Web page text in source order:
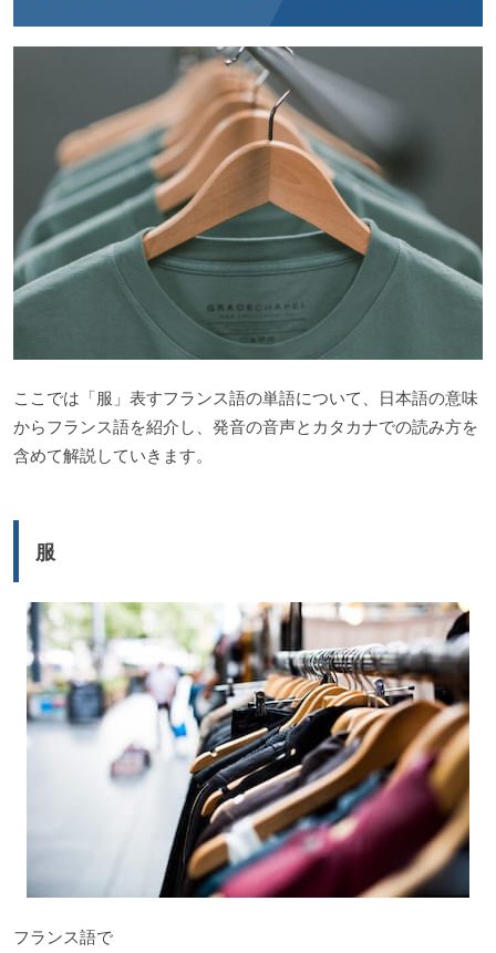
ここでは「服」表すフランス語の単語について、日本語の意味
からフランス語を紹介し、発音の音声とカタカナでの読み方を
含めて解説していきます。
服
フランス語で